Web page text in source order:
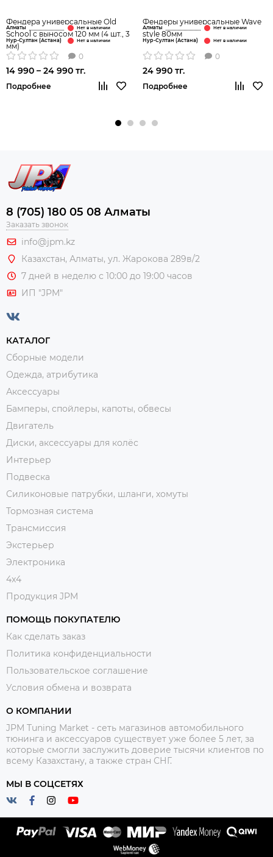
Фендера универсальные Old
School с выносом 120 мм (4 шт., 3
мм)
Алматы
Нур-Султан (Астана)
0
14 990 – 24 990 тг.
Подробнее
Фендеры универсальные Wave
style 80мм
Алматы
Нур-Султан (Астана)
0
24 990 тг.
Подробнее
8 (705) 180 05 08 Алматы
Заказать звонок
info@jpm.kz
Казахстан, Алматы, ул. Жарокова 289в/2
7 дней в неделю с 10:00 до 19:00 часов
ИП "JPM"
КАТАЛОГ
Сборные модели
Одежда, атрибутика
Аксессуары
Бамперы, спойлеры, капоты, обвесы
Двигатель
Диски, аксессуары для колёс
Интерьер
Подвеска
Силиконовые патрубки, шланги, хомуты
Тормозная система
Трансмиссия
Экстерьер
Электроника
4x4
Продукция JPM
ПОМОЩЬ ПОКУПАТЕЛЮ
Как сделать заказ
Политика конфиденциальности
Пользовательское соглашение
Условия обмена и возврата
О КОМПАНИИ
JPM Tuning Market - сеть магазинов автомобильного
тюнинга и аксессуаров существует уже более 5 лет, за
которые смогли заслужить доверие тысячи клиентов по
всему Казахстану, а также стран СНГ.
МЫ В СОЦСЕТЯХ